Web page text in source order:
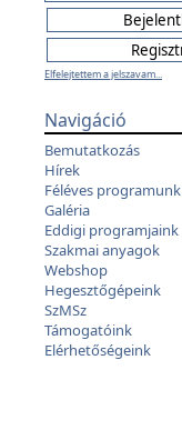
Elfelejtettem a jelszavam...
Navigáció
Bemutatkozás
Hírek
Féléves programunk
Galéria
Eddigi programjaink
Szakmai anyagok
Webshop
Hegesztőgépeink
SzMSz
Támogatóink
Elérhetőségeink